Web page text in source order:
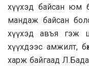
хүүхэд байсан юм
мандаж байсан
хүүхэд авъя гэж
хүүхдээс амжилт,
харж байгаад